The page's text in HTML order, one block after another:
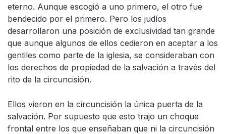
eterno. Aunque escogió a uno primero, el otro fue
bendecido por el primero. Pero los judíos
desarrollaron una posición de exclusividad tan grande
que aunque algunos de ellos cedieron en aceptar a los
gentiles como parte de la iglesia, se consideraban con
los derechos de propiedad de la salvación a través del
rito de la circuncisión.
Ellos vieron en la circuncisión la única puerta de la
salvación. Por supuesto que esto trajo un choque
frontal entre los que enseñaban que ni la circuncisión